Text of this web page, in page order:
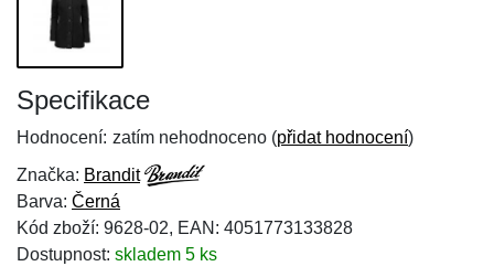
Specifikace
Hodnocení: zatím nehodnoceno (přidat hodnocení)
Značka: Brandit
Barva: Černá
Kód zboží: 9628-02, EAN: 4051773133828
Dostupnost: skladem 5 ks